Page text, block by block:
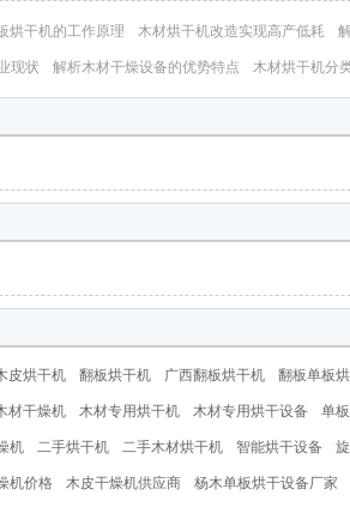
烘干机的工作原理 木材烘干机改造实现高产低耗
现状 解析木材干燥设备的优势特点 木材烘干机分
皮烘干机 翻板烘干机 广西翻板烘干机 翻板单板
材干燥机 木材专用烘干机 木材专用烘干设备 单
机 二手烘干机 二手木材烘干机 智能烘干设备
机价格 木皮干燥机供应商 杨木单板烘干设备厂家